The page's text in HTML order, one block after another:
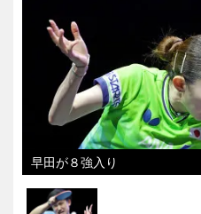
早田が８強入り